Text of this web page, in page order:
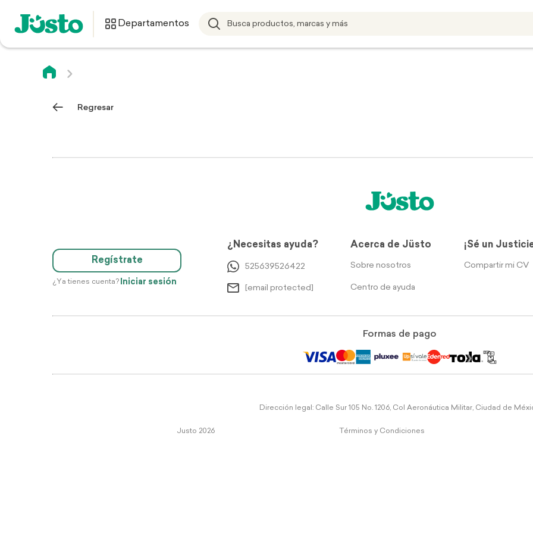
Departamentos
Regresar
Regístrate
¿Ya tienes cuenta? Iniciar sesión
¿Necesitas ayuda?
525639526422
[email protected]
Acerca de Jüsto
Sobre nosotros
Centro de ayuda
¡Sé un
Compartir mi CV
Formas de pago
Dirección legal: Calle Sur 105 No. 1206, Col Aeronáutica Militar, Ciudad de
Justo 2026 Términos y Condiciones